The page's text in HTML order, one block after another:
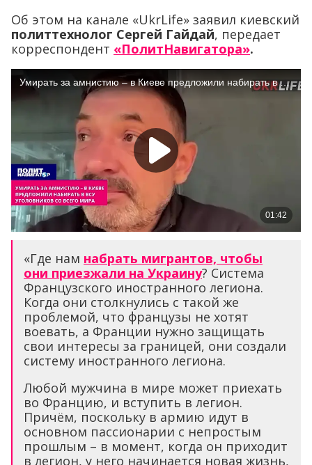
Об этом на канале «UkrLife» заявил киевский
политтехнолог Сергей Гайдай, передает
корреспондент «ПолитНавигатора».
«Где нам набрать мигрантов, чтобы
они приезжали на Украину? Система
Французского иностранного легиона.
Когда они столкнулись с такой же
проблемой, что французы не хотят
воевать, а Франции нужно защищать
свои интересы за границей, они создали
систему иностранного легиона.
Любой мужчина в мире может приехать
во Францию, и вступить в легион.
Причём, поскольку в армию идут в
основном пассионарии с непростым
прошлым – в момент, когда он приходит
в легион, у него начинается новая жизнь,